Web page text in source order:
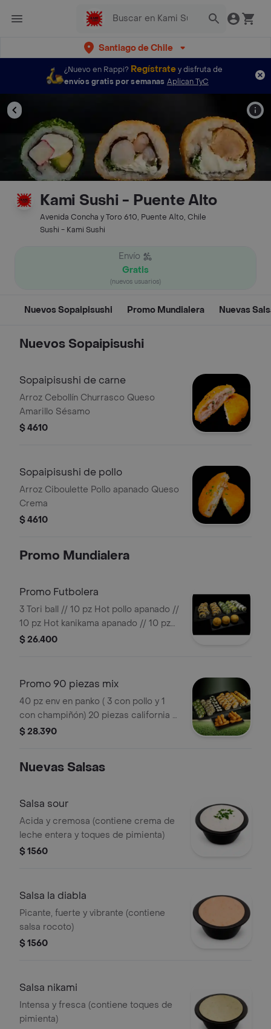
Santiago de Chile
¿Nuevo en Rappi? Regístratey disfruta de
envíos gratis por semanas Aplican TyC
Kami Sushi - Puente Alto
Avenida Concha y Toro 610, Puente Alto, Chile
Sushi - Kami Sushi
Envío
Gratis
(nuevos usuarios)
Nuevos Sopaipisushi Promo Mundialera Nuevas
Nuevos Sopaipisushi
Sopaipisushi de carne
Arroz Cebollín Churrasco Queso
Amarillo Sésamo
$ 4610
Sopaipisushi de pollo
Arroz Ciboulette Pollo apanado Queso
Crema
$ 4610
Promo Mundialera
Promo Futbolera
3 Tori ball // 10 pz Hot pollo apanado //
10 pz Hot kanikama apanado // 10 pz
Epecial pollo palta // 10 pz special
$ 26.400
Promo 90 piezas mix
40 pz env en panko ( 3 con pollo y 1
con champiñón) 20 piezas california (1
con kanikama y 1 con palmito). 20
apanado
$ 28.390
Nuevas Salsas
Salsa sour
Acida y cremosa (contiene crema de
leche entera y toques de pimienta)
$ 1560
Salsa la diabla
Picante, fuerte y vibrante (contiene
salsa rocoto)
$ 1560
Salsa nikami
Intensa y fresca (contiene toques de
pimienta)